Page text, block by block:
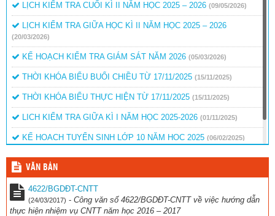
LỊCH KIỂM TRA CUỐI KÌ II NĂM HỌC 2025 – 2026 (09/05/2026)
LỊCH KIỂM TRA GIỮA HỌC KÌ II NĂM HỌC 2025 – 2026
(20/03/2026)
KẾ HOẠCH KIỂM TRA GIÁM SÁT NĂM 2026 (05/03/2026)
THỜI KHÓA BIỂU BUỔI CHIỀU TỪ 17/11/2025 (15/11/2025)
THỜI KHÓA BIỂU THỰC HIỆN TỪ 17/11/2025 (15/11/2025)
LICH KIỂM TRA GIỮA KÌ I NĂM HỌC 2025-2026 (01/11/2025)
KẾ HOẠCH TUYỂN SINH LỚP 10 NĂM HỌC 2025 (06/02/2025)
QUYẾT ĐỊNH BỎ SUNG KINH PHÍ KHEN THƯỞNG (15/01/2025)
VĂN BẢN
4622/BGDĐT-CNTT
(24/03/2017) - Công văn số 4622/BGDĐT-CNTT về việc hướng dẫn
thực hiện nhiệm vụ CNTT năm học 2016 – 2017